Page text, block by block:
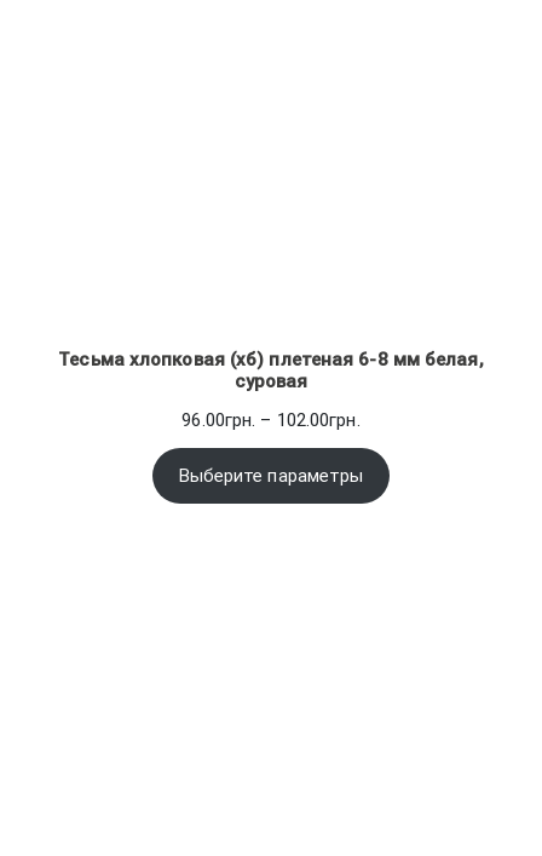
Тесьма хлопковая (хб) плетеная 6-8 мм белая,
суровая
96.00грн. – 102.00грн.
цен:
96.00грн.
–
Выберите параметры